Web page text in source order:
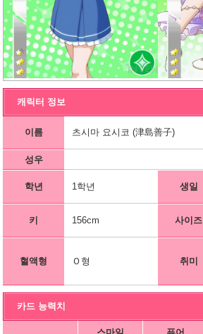
캐릭터 정보
이름 츠시마 요시코 (津島善子)
성우
학년 1학년 생일
키 156cm 사이즈
혈액형 Ｏ형 취미
카드 능력치